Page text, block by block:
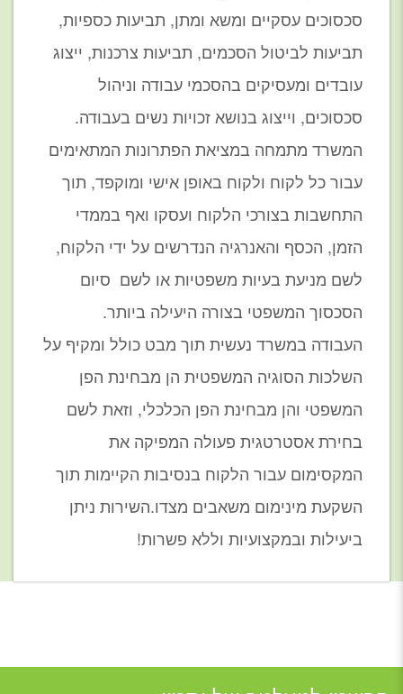
סכסוכים עסקיים ומשא ומתן, תביעות כספיות,
תביעות לביטול הסכמים, תביעות צרכנות, ייצוג
עובדים ומעסיקים בהסכמי עבודה וניהול
סכסוכים, וייצוג בנושא זכויות נשים בעבודה.
המשרד מתמחה במציאת הפתרונות המתאימים
עבור כל לקוח ולקוח באופן אישי ומוקפד, תוך
התחשבות בצורכי הלקוח ועסקו ואף בממדי
הזמן, הכסף והאנרגיה הנדרשים על ידי הלקוח,
לשם מניעת בעיות משפטיות או לשם סיום
הסכסוך המשפטי בצורה היעילה ביותר.
העבודה במשרד נעשית תוך מבט כולל ומקיף על
השלכות הסוגיה המשפטית הן מבחינת הפן
המשפטי והן מבחינת הפן הכלכלי, וזאת לשם
בחירת אסטרטגית פעולה המפיקה את
המקסימום עבור הלקוח בנסיבות הקיימות תוך
השקעת מינימום משאבים מצדו.השירות ניתן
ביעילות ובמקצועיות וללא פשרות!